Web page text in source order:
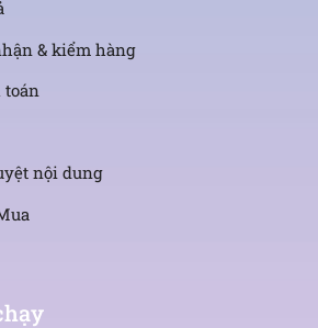
& kiểm hàng
nội dung